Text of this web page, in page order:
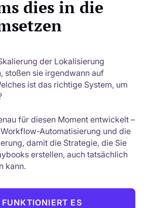
dies in die
der Lokalisierung
stoßen sie irgendwann auf
ist das richtige System, um
für diesen Moment entwickelt –
Automatisierung und die
damit die Strategie, die Sie
erstellen, auch tatsächlich
kann.
FUNKTIONIERT ES